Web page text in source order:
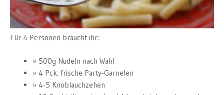
Für 4 Personen braucht ihr:
500g Nudeln nach Wahl
4 Pck. frische Party-Garnelen
4-5 Knoblauchzehen